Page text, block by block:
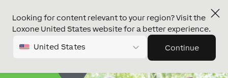
Looking for content relevant to your region? Visit the
Loxone United States website for a better experience.
United States Continue